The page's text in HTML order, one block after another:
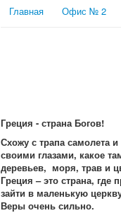
Главная Офис № 2
Греция - страна Богов!
Схожу с трапа самолета
своими глазами, какое
деревьев, моря, трав и
Греция – это страна,
зайти в маленькую
Веры очень сильно.